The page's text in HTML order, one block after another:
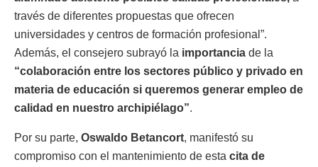
través de diferentes propuestas que ofrecen
universidades y centros de formación profesional”.
Además, el consejero subrayó la importancia de la
“colaboración entre los sectores público y privado en
materia de educación si queremos generar empleo de
calidad en nuestro archipiélago”.
Por su parte, Oswaldo Betancort, manifestó su
compromiso con el mantenimiento de esta cita de